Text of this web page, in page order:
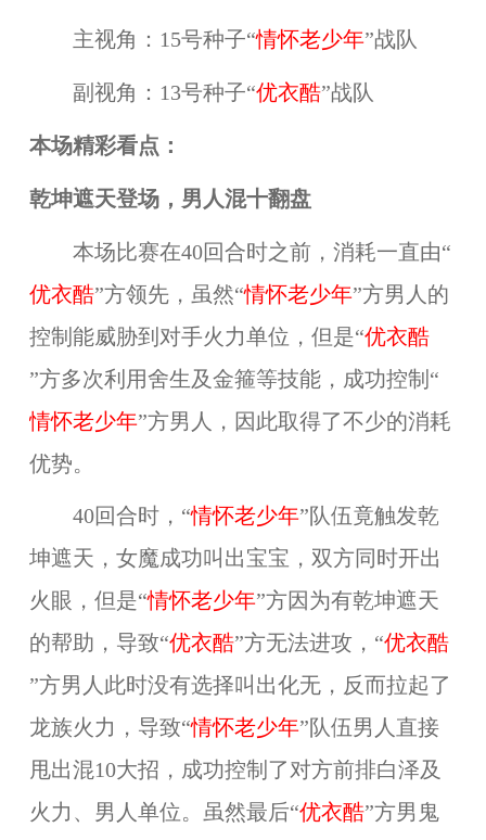
主视角：15号种子“情怀老少年”战队
副视角：13号种子“优衣酷”战队
本场精彩看点：
乾坤遮天登场，男人混十翻盘
本场比赛在40回合时之前，消耗一直由“
优衣酷”方领先，虽然“情怀老少年”方男人的
控制能威胁到对手火力单位，但是“优衣酷
”方多次利用舍生及金箍等技能，成功控制“
情怀老少年”方男人，因此取得了不少的消耗
优势。
40回合时，“情怀老少年”队伍竟触发乾
坤遮天，女魔成功叫出宝宝，双方同时开出
火眼，但是“情怀老少年”方因为有乾坤遮天
的帮助，导致“优衣酷”方无法进攻，“优衣酷
”方男人此时没有选择叫出化无，反而拉起了
龙族火力，导致“情怀老少年”队伍男人直接
甩出混10大招，成功控制了对方前排白泽及
火力、男人单位。虽然最后“优衣酷”方男鬼